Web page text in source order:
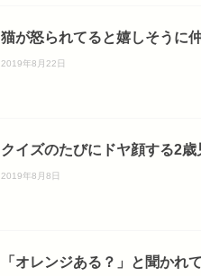
猫が怒られてると嬉しそうに
2019年8月22日
クイズのたびにドヤ顔する2
2019年8月8日
「オレンジある？」と聞か